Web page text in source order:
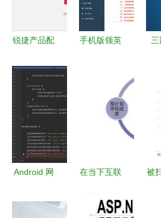
锐捷产品配
开发中的高
效应用
手机版领英
Android 网
在当下互联
潮中我们应
被